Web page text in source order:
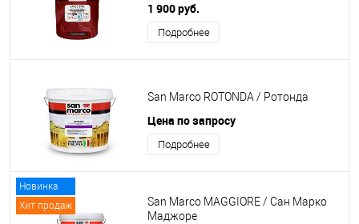
1 900 руб.
Подробнее
San Marco ROTONDA / Ротонда
Цена по запросу
Подробнее
Новинка
Хит продаж
San Marco MAGGIORE / Сан Марко
Маджоре